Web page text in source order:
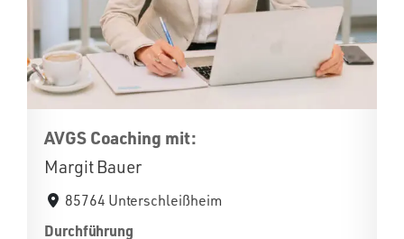
AVGS Coaching mit:
Margit Bauer
85764 Unterschleißheim
Durchführung